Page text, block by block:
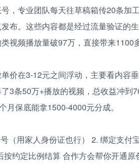
，专业团队每天往草稿箱传20条加
布。这些内容都是经过流量验证的
视频播放量破97万，直接带来1100
价在3-12元之间浮动，主要看内容
3条50万+播放的视频，总收益冲到
保底能拿1500-4000元分成。
（用家人身份证也行） 2. 绑定支付
约定比例结算 合作方会帮你开通原